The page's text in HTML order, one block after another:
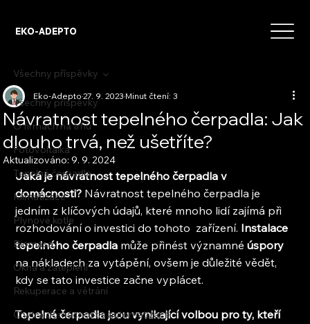
EKO-ADEPTO
Všechny příspěvky
O firmách na trhu
Fotovoltaika
Tepelná čerpadla
Klimatizace
Plynové kotle
Biomasa
Okna a zateplení
Rekuperace a větrání
Chytrá domácnost a automatizace
Všechny příspěvky
Návratnost tepelného čerpadla: Jak
dlouho trvá, než ušetříte?
Eko-Adepto27. 9. 2023Minut čtení: 3
Aktualizováno:9. 9. 2024
Jaká je návratnost tepelného čerpadla v
domácnosti? Návratnost tepelného čerpadla je
jedním z klíčových údajů, které mnoho lidí zajímá při
rozhodování o investici do tohoto  zařízení. Instalace
tepelného čerpadla může přinést významné úspory
na nákladech za vytápění, ovšem je důležité vědět,
kdy se tato investice začne vyplácet.
Tepelná čerpadla jsou vynikající volbou pro ty, kteří